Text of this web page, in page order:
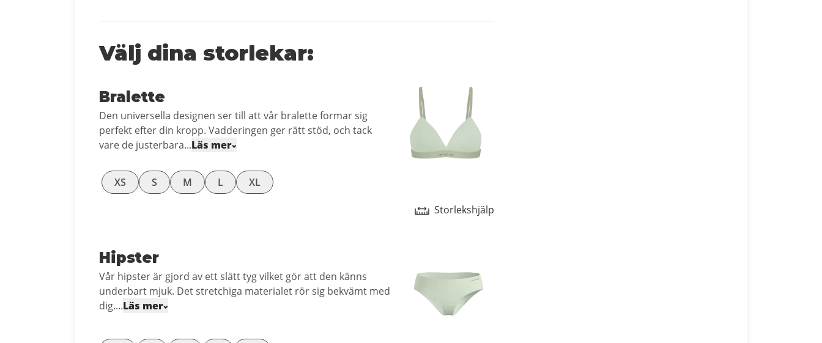
Välj dina storlekar:
Bralette
Den universella designen ser till att vår bralette formar sig
perfekt efter din kropp. Vadderingen ger rätt stöd, och tack
vare de justerbara...Läs mer
XS S M L XL
Storlekshjälp
Hipster
Vår hipster är gjord av ett slätt tyg vilket gör att den känns
underbart mjuk. Det stretchiga materialet rör sig bekvämt med
dig....Läs mer